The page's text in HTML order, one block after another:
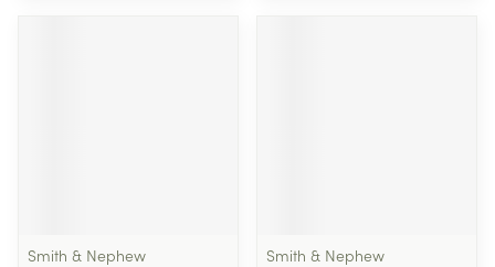
Smith & Nephew
Smith & Nephew